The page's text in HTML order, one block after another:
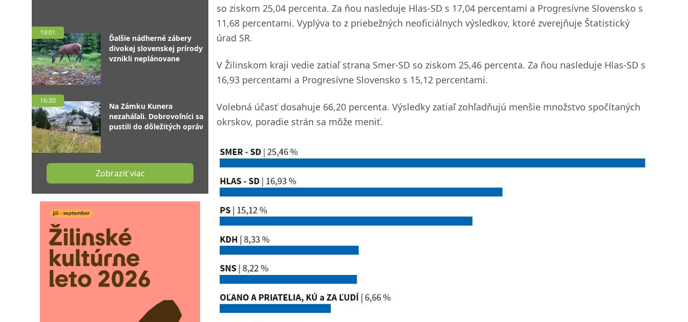
19:01
Ďalšie nádherné zábery
divokej slovenskej prírody
vznikli neplánovane
16:30
Na Zámku Kunera
nezaháľali. Dobrovoľníci sa
pustili do dôležitých opráv
Zobraziť viac
so ziskom 25,04 percenta. Za ňou nasleduje Hlas-SD s 17,04 percentami a Progresívne Slovensko s
11,68 percentami. Vyplýva to z priebežných neoficiálnych výsledkov, ktoré zverejňuje Štatistický
úrad SR.
V Žilinskom kraji vedie zatiaľ strana Smer-SD so ziskom 25,46 percenta. Za ňou nasleduje Hlas-SD s
16,93 percentami a Progresívne Slovensko s 15,12 percentami.
Volebná účasť dosahuje 66,20 percenta. Výsledky zatiaľ zohľadňujú menšie množstvo spočítaných
okrskov, poradie strán sa môže meniť.